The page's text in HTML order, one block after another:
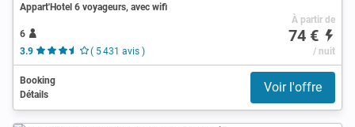
Appart'Hotel 6 voyageurs, avec wifi
6
3.9
( 5 431 avis )
À partir de
74 €
/ nuit
Booking
Détails
Voir l'offre